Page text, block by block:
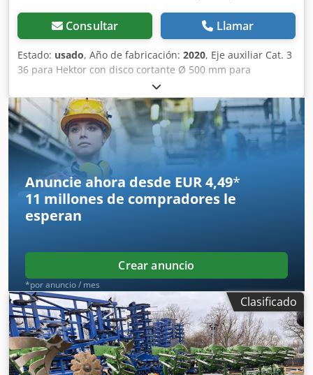
Consultar Llamar
Estado: usado, Año de fabricación: 2020, Eje auxiliar Cat. 3
36 para Hektor con disco cortante Ø 500 mm para
liberación hidráulica de piedras / delantero con pre-arado
pesado G1 ajustable, iluminación trasera LED, señalización
frontal / sistema antirrobo, homologación de tipo UE 40
km/h - arado reversible de arrastre completo - RH 82 /
ampliable Djdpfxsthk U Te Aifekr
Anuncie ahora desde EUR 4,49*
11 millones de compradores le
esperan
Crear anuncio
*por anuncio / mes
Clasificado